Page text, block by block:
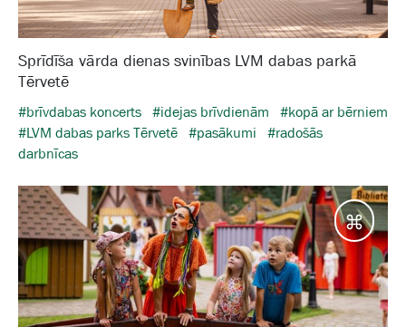
Sprīdīša vārda dienas svinības LVM dabas parkā
Tērvetē
#brīvdabas koncerts #idejas brīvdienām
#kopā ar bērniem
#LVM dabas parks Tērvetē #pasākumi
#radošās
darbnīcas